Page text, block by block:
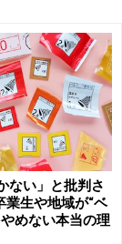
ない」と批判さ
生や地域が“ベ
めない本当の理